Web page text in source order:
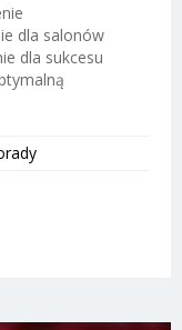
dla salonów
dla sukcesu